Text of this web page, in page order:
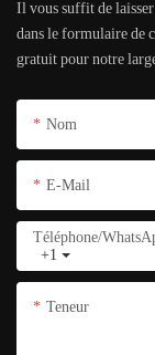
Il vous suffit de
dans le formulaire de
gratuit pour notre
Nom
E-Mail
+1
Téléphone/
Teneur